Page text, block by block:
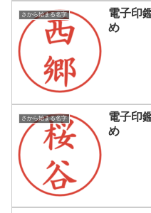
さから始まる名字
電子印
め
さから始まる名字
電子印
め